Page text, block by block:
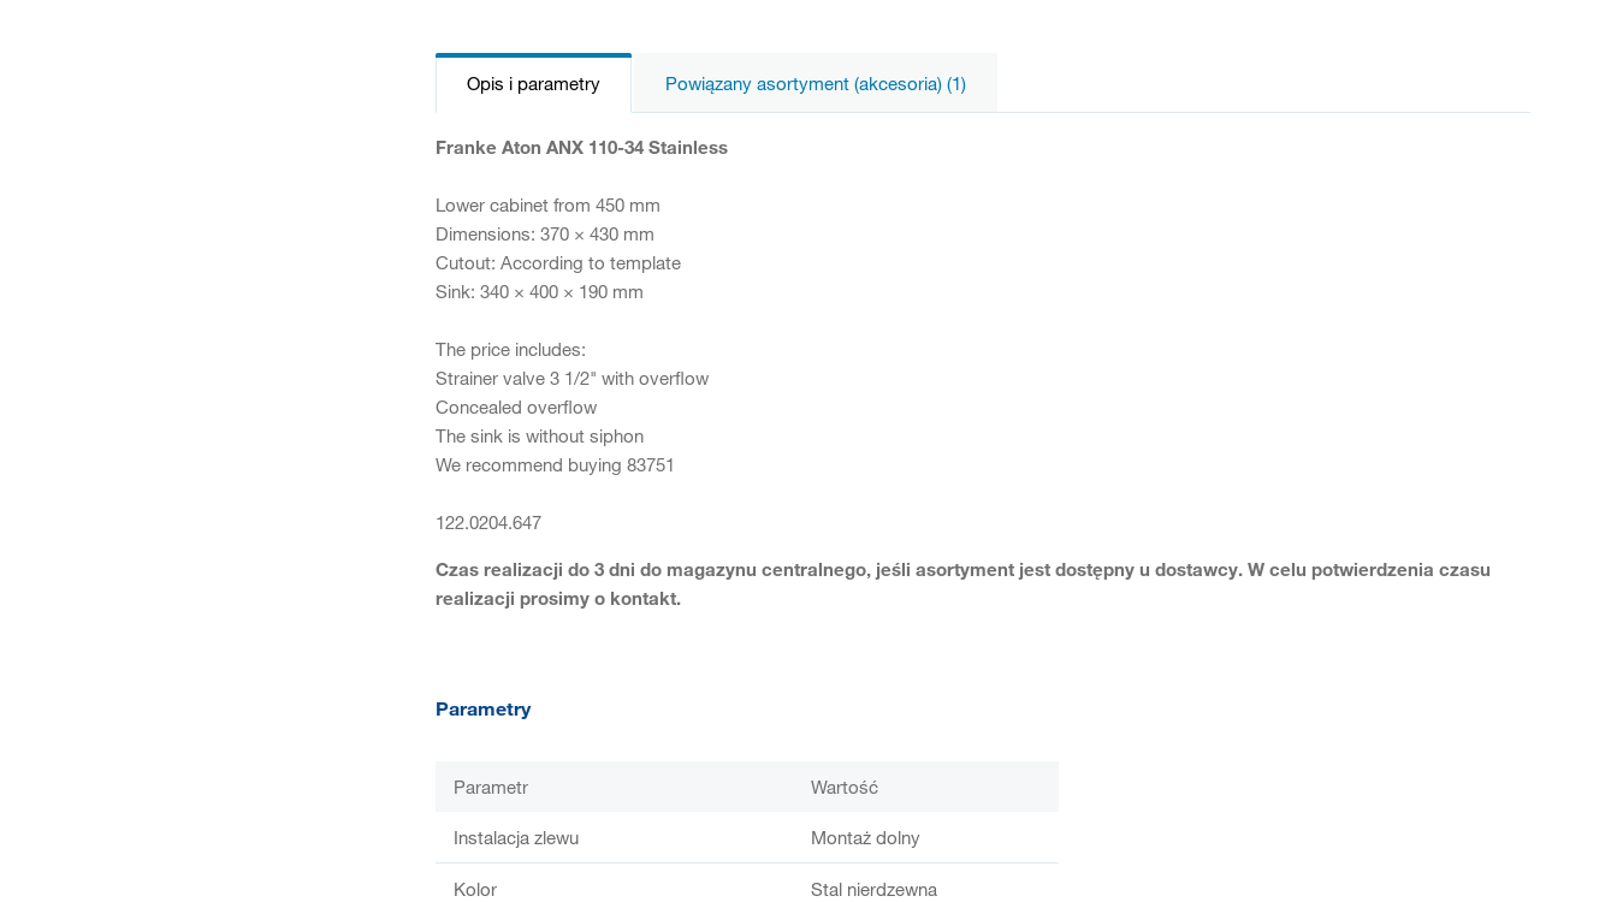
Opis i parametry Powiązany asortyment (akcesoria) (1)
Franke Aton ANX 110-34 Stainless
Lower cabinet from 450 mm
Dimensions: 370 × 430 mm
Cutout: According to template
Sink: 340 × 400 × 190 mm
The price includes:
Strainer valve 3 1/2" with overflow
Concealed overflow
The sink is without siphon
We recommend buying 83751
122.0204.647
Czas realizacji do 3 dni do magazynu centralnego, jeśli asortyment jest dostępny u dostawcy. W celu potwierdzenia czasu
realizacji prosimy o kontakt.
Parametry
Parametr Wartość
Instalacja zlewu Montaż dolny
Kolor Stal nierdzewna